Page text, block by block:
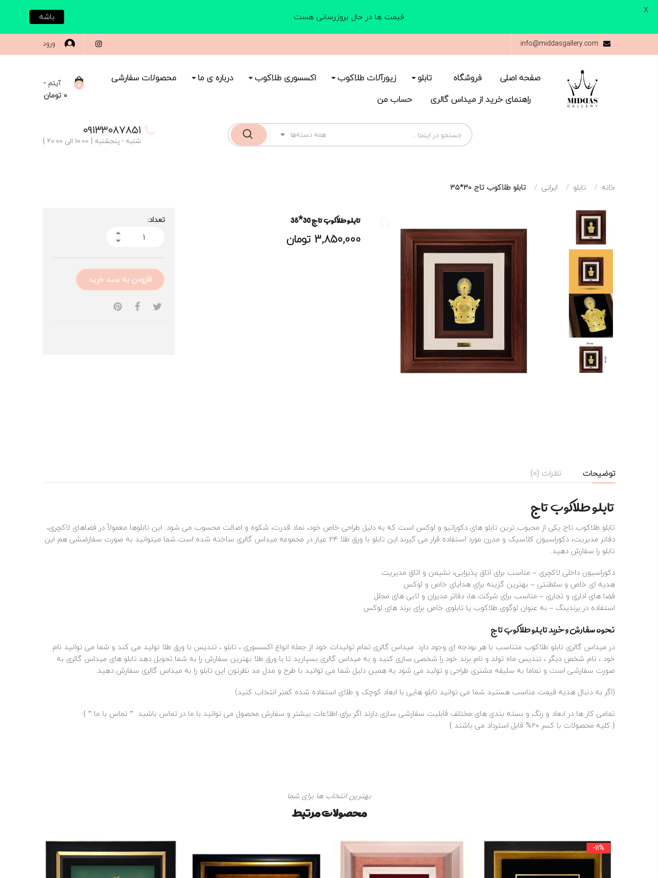
info@middasgallery.com ورود
صفحه اصلی فروشگاه تابلو زیورآلات طلاکوب اکسسوری طلاکوب درباره ی ما
محصولات سفارشی
راهنمای خرید از میداس گالری
حساب من
0 آیتم -
0 تومان
همه دسته‌ها 09133087851
شنبه - پنجشنبه { 10:00 الی 20:00 }
خانه تابلو ایرانی تابلو طلاکوب تاج 30*35
تابلو طلاکوب تاج 30*35
3,850,000 تومان
تعداد:
افزودن به سبد خرید
توضیحات نظرات (0)
تابلو طلاکوب تاج
تابلو طلاکوب تاج یکی از محبوب‌ ترین تابلو های دکوراتیو و لوکس است که به دلیل طراحی خاص خود، نماد قدرت، شکوه و اصالت محسوب می‌ شود. این تابلوها معمولاً در فضاهای لاکچری،
دفاتر مدیریت، دکوراسیون کلاسیک و مدرن مورد استفاده قرار می‌ گیرند.این تابلو با ورق طلا 24 عیار در مجموعه میداس گالری ساخته شده است.شما میتوانید به صورت سفارضشی هم این
تابلو را سفارش دهید.
دکوراسیون داخلی لاکچری – مناسب برای اتاق پذیرایی، نشیمن و اتاق مدیریت
هدیه‌ ای خاص و سلطنتی – بهترین گزینه برای هدایای خاص و لوکس
فضا های اداری و تجاری – مناسب برای شرکت‌ ها، دفاتر مدیران و لابی‌ های مجلل
استفاده در برندینگ – به عنوان لوگوی طلاکوب یا تابلوی خاص برای برند های لوکس
نحوه سفارش و خرید تابلو طلاکوب تاج
در میداس گالری تابلو طلاکوب متناسب با هر بودجه ای وجود دارد. میداس گالری تمام تولیدات خود از جمله انواع اکسسوری ، تابلو ، تندیس با ورق طلا تولید می کند و شما می توانید نام
خود ، نام شخص دیگر ، تندیس ماه تولد و نام برند خود را شخصی سازی کنید و به میداس گالری بسپارید تا با ورق طلا بهترین سفارش را به شما تحویل دهد.تابلو های میداس گالری به
صورت سفارشی است و تماما به سلیقه مشتری طراحی و تولید می شود به همین دلیل شما می توانید با طرح و مدل مد نظرتون این تابلو را به میداس گالری سفارش دهید.
(اگر به دنبال هدیه قیمت مناسب هستید شما می توانید تابلو هایی با ابعاد کوچک و طلای استفاده شده کمتر انتخاب کنید)
تمامی کار ها در ابعاد و رنگ و بسته بندی های مختلف قابلیت سفارشی سازی دارند اگر برای اطلاعات بیشتر و سفارش محصول می توانید با ما در تماس باشید ” تماس با ما ” }
{ کلیه محصولات با کسر 20% قابل استرداد می باشند }
بهترین انتخاب ها برای شما
محصولات مرتبط
-11%
قیمت ها در حال بروزرسانی هست باشه X